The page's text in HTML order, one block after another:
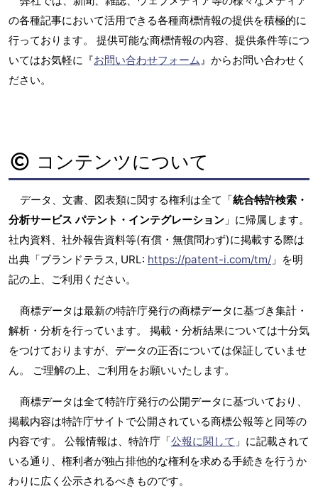
の各種記事において活用できる各種商標情報の提供を積極的に
行っております。 提供可能な商標情報の内容、提供条件等につ
いてはお気軽に『お問い合わせフォーム 』からお問い合わせく
ださい。
コンテンツについて
データ、文書、図表類に関する権利は全て「統合特許検索・
分析サービス パテント・インテグレーション 」に帰属します。
社内資料、社外報告資料等(有償・無償問わず)に掲載する際は
出典「ブランドテラス, URL: https://patent-i.com/tm/ 」を明
記の上、ご利用ください。
商標データは最新の特許庁発行の商標データに基づき集計・
解析・分析を行っています。 掲載・分析結果については十分気
をつけておりますが、データの正否については保証していませ
ん。 ご理解の上、ご利用をお願いいたします。
商標データは全て特許庁発行の公開データに基づいており、
掲載内容は特許庁サイトで公開されている商標公報等と同等の
内容です。 公報情報は、特許庁「公報に関して 」に記載されて
いる通り、権利者が独占排他的な権利を求める手続きを行うか
わりに広く公示されるべきものです。